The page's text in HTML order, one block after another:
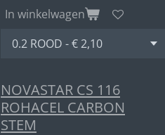
In winkelwagen
NOVASTAR CS 116
ROHACEL CARBON
STEM